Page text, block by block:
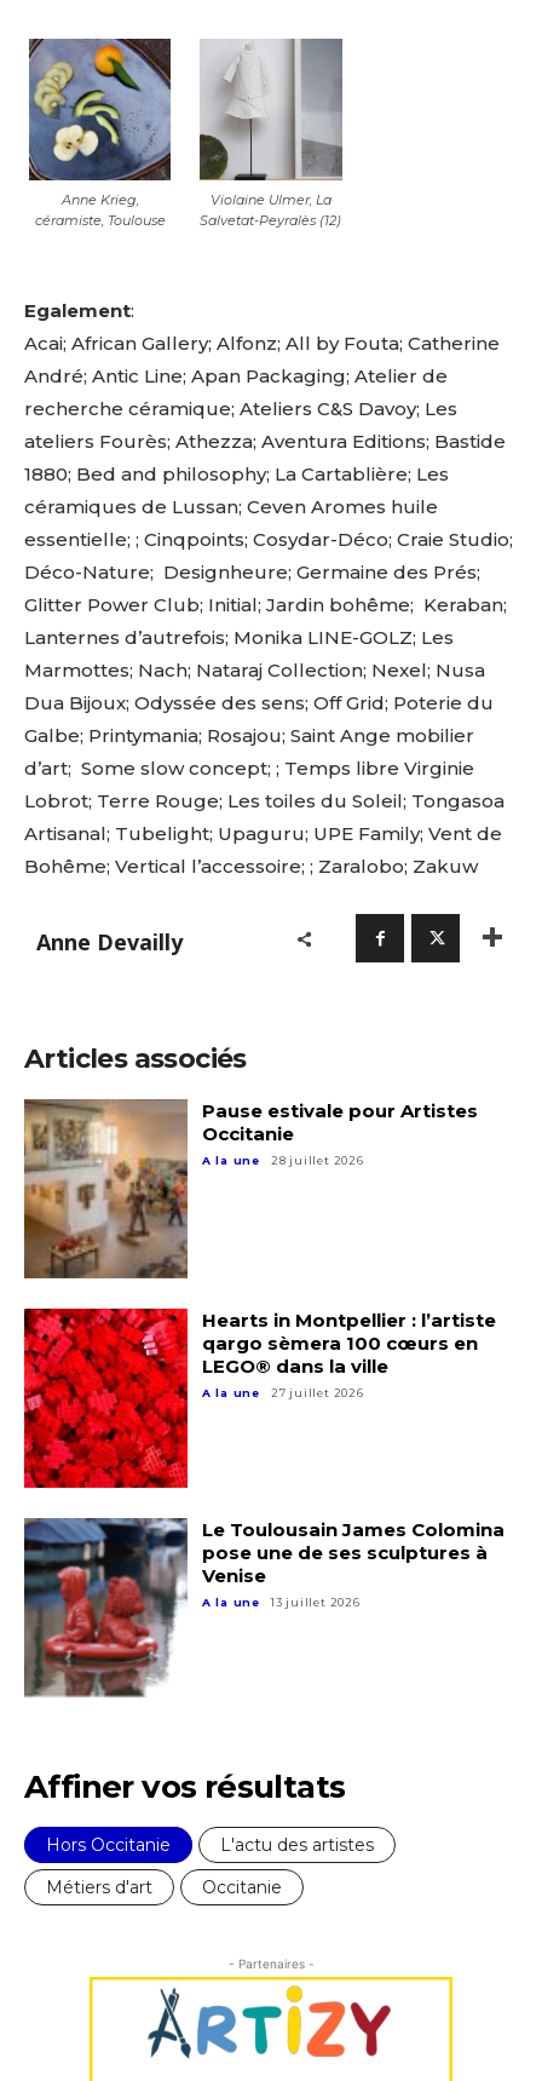
Adresse email*
Nom
Prénom
Statut / Organisation
J'accepte lestermes et conditions
* Champ obligatoire
Adresse email*
Nom
Prénom
Statut / Organisation
J'accepte lestermes et conditions
Anne Krieg,
céramiste, Toulouse
Violaine Ulmer, La
Salvetat-Peyralès (12)
Egalement:
Acai; African Gallery; Alfonz; All by Fouta; Catherine
André; Antic Line; Apan Packaging; Atelier de
recherche céramique; Ateliers C&S Davoy; Les
ateliers Fourès; Athezza; Aventura Editions; Bastide
1880; Bed and philosophy; La Cartablière; Les
céramiques de Lussan; Ceven Aromes huile
essentielle; ; Cinqpoints; Cosydar-Déco; Craie Studio;
Déco-Nature; Designheure; Germaine des Prés;
Glitter Power Club; Initial; Jardin bohême; Keraban;
Lanternes d’autrefois; Monika LINE-GOLZ; Les
Marmottes; Nach; Nataraj Collection; Nexel; Nusa
Dua Bijoux; Odyssée des sens; Off Grid; Poterie du
Galbe; Printymania; Rosajou; Saint Ange mobilier
d’art; Some slow concept; ; Temps libre Virginie
Lobrot; Terre Rouge; Les toiles du Soleil; Tongasoa
Artisanal; Tubelight; Upaguru; UPE Family; Vent de
Bohême; Vertical l’accessoire; ; Zaralobo; Zakuw
Anne Devailly
Articles associés
Pause estivale pour Artistes
Occitanie
A la une 28 juillet 2026
Hearts in Montpellier : l’artiste
qargo sèmera 100 cœurs en
LEGO® dans la ville
A la une 27 juillet 2026
Le Toulousain James Colomina
pose une de ses sculptures à
Venise
A la une 13 juillet 2026
Affiner vos résultats
Hors Occitanie
L'actu des artistes
Métiers d'art
Occitanie
- Partenaires -